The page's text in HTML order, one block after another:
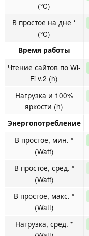
(°C)
В простое на дне *
(°C)
Время работы
Чтение сайтов по Wi-
Fi v.2 (h)
Нагрузка и 100%
яркости (h)
Энергопотребление
В простое, мин. *
(Watt)
В простое, сред. *
(Watt)
В простое, макс. *
(Watt)
Нагрузка, сред. *